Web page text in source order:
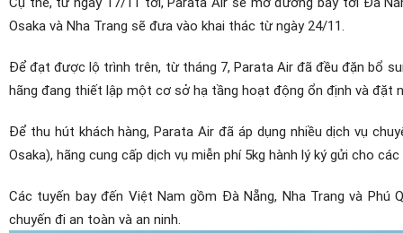
Osaka và Nha Trang sẽ đưa vào khai thác từ ngày 24/11.
Để đạt được lộ trình trên, từ tháng 7, Parata Air đã đều đặn bổ
hãng đang thiết lập một cơ sở hạ tầng hoạt động ổn định và đặt
Để thu hút khách hàng, Parata Air đã áp dụng nhiều dịch vụ
Osaka), hãng cung cấp dịch vụ miễn phí 5kg hành lý ký gửi cho
Các tuyến bay đến Việt Nam gồm Đà Nẵng, Nha Trang và Phú
chuyến đi an toàn và an ninh.